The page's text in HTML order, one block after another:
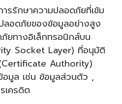
รรักษาความปลอดภัยที่เข้ม
ลอดภัยของข้อมูลอย่างสูง
ยทางอิเล็กทรอนิกส์บน
Socket Layer) ที่อนุมัติ
Authority)
อมูล เช่น ข้อมูลส่วนตัว ,
เครดิต